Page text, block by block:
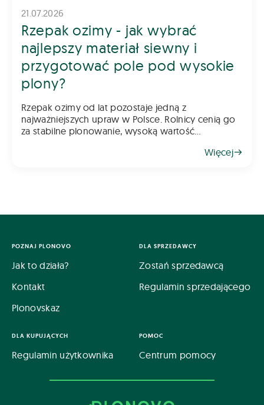
21.07.2026
Rzepak ozimy - jak wybrać
najlepszy materiał siewny i
przygotować pole pod wysokie
plony?
Rzepak ozimy od lat pozostaje jedną z
najważniejszych upraw w Polsce. Rolnicy cenią go
za stabilne plonowanie, wysoką wartość
jako świetnego przedplonu. Aby jednak rzepak
Więcej
POZNAJ PLONOVO
Jak to działa?
Kontakt
Plonovskaz
DLA SPRZEDAWCY
Zostań sprzedawcą
Regulamin sprzedającego
DLA KUPUJĄCYCH
Regulamin użytkownika
POMOC
Centrum pomocy